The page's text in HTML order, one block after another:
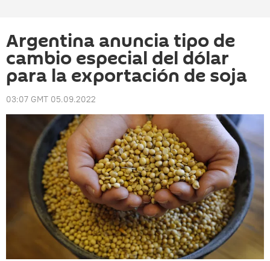
Argentina anuncia tipo de
cambio especial del dólar
para la exportación de soja
03:07 GMT 05.09.2022